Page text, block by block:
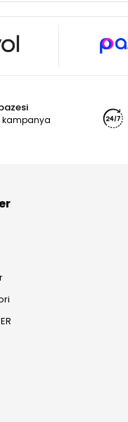
kampanya